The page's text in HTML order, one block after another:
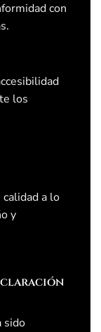
con
los
a lo
y
sido